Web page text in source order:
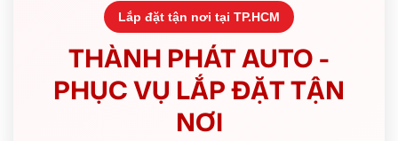
Lắp đặt tận nơi tại TP.HCM
THÀNH PHÁT AUTO -
PHỤC VỤ LẮP ĐẶT TẬN
NƠI